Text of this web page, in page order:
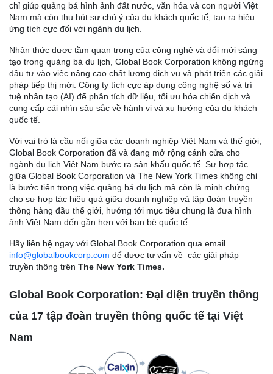
chỉ giúp quảng bá hình ảnh đất nước, văn hóa và con người Việt
Nam mà còn thu hút sự chú ý của du khách quốc tế, tạo ra hiệu
ứng tích cực đối với ngành du lịch.
Nhận thức được tầm quan trọng của công nghệ và đổi mới sáng
tạo trong quảng bá du lịch, Global Book Corporation không ngừng
đầu tư vào việc nâng cao chất lượng dịch vụ và phát triển các giải
pháp tiếp thị mới. Công ty tích cực áp dụng công nghệ số và trí
tuệ nhân tạo (AI) để phân tích dữ liệu, tối ưu hóa chiến dịch và
cung cấp cái nhìn sâu sắc về hành vi và xu hướng của du khách
quốc tế.
Với vai trò là cầu nối giữa các doanh nghiệp Việt Nam và thế giới,
Global Book Corporation đã và đang mở rộng cánh cửa cho
ngành du lịch Việt Nam bước ra sân khấu quốc tế. Sự hợp tác
giữa Global Book Corporation và The New York Times không chỉ
là bước tiến trong việc quảng bá du lịch mà còn là minh chứng
cho sự hợp tác hiệu quả giữa doanh nghiệp và tập đoàn truyền
thông hàng đầu thế giới, hướng tới mục tiêu chung là đưa hình
ảnh Việt Nam đến gần hơn với bạn bè quốc tế.
Hãy liên hệ ngay với Global Book Corporation qua email
info@globalbookcorp.com để được tư vấn về các giải pháp
truyền thông trên The New York Times.
Global Book Corporation: Đại diện truyền thông
của 17 tập đoàn truyền thông quốc tế tại Việt
Nam